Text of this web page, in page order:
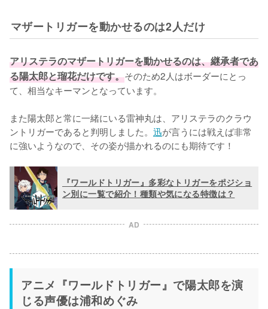
マザートリガーを動かせるのは2人だけ
アリステラのマザートリガーを動かせるのは、継承者であ
る陽太郎と瑠花だけです。そのため2人はボーダーにとっ
て、相当なキーマンとなっています。
また陽太郎と常に一緒にいる雷神丸は、アリステラのクラウ
ントリガーであると判明しました。 迅が言うには戦えば非常
に強いようなので、その姿が描かれるのにも期待です！
『ワールドトリガー』多彩なトリガーをポジショ
ン別に一覧で紹介！種類や気になる特徴は？
AD
アニメ『ワールドトリガー』で陽太郎を演
じる声優は浦和めぐみ